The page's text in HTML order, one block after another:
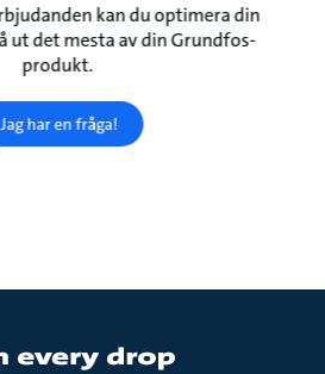
kan du optimera din
ut det mesta av din Grundfos-
produkt.
Jag har en fråga!